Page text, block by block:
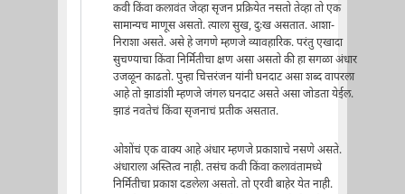
कवी किंवा कलावंत जेव्हा सृजन प्रक्रियेत नसतो तेव्हा तो एक
सामान्यच माणूस असतो. त्याला सुख, दुःख असतात. आशा-
निराशा असते. असे हे जगणे म्हणजे व्यावहारिक. परंतु एखादा
सुचण्याचा किंवा निर्मितीचा क्षण असा असतो की हा सगळा अंधार
उजळून काढतो. पुन्हा चित्तरंजन यांनी घनदाट असा शब्द वापरला
आहे तो झाडांशी म्हणजे जंगल घनदाट असते असा जोडता येईल.
झाडं नवतेचं किंवा सृजनाचं प्रतीक असतात.
ओशोंचं एक वाक्य आहे अंधार म्हणजे प्रकाशाचे नसणे असते.
अंधाराला अस्तित्व नाही. तसंच कवी किंवा कलावंतामध्ये
निर्मितीचा प्रकाश दडलेला असतो. तो एरवी बाहेर येत नाही.